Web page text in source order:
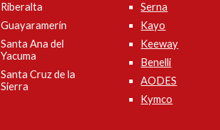
Riberalta
Guayaramerín
Santa Ana del
Yacuma
Santa Cruz de la
Sierra
Serna
Kayo
Keeway
Benelli
AODES
Kymco